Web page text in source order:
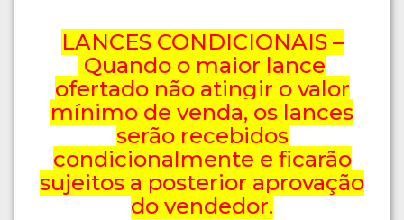
LANCES CONDICIONAIS –
Quando o maior lance
ofertado não atingir o valor
mínimo de venda, os lances
serão recebidos
condicionalmente e ficarão
sujeitos a posterior aprovação
do vendedor.